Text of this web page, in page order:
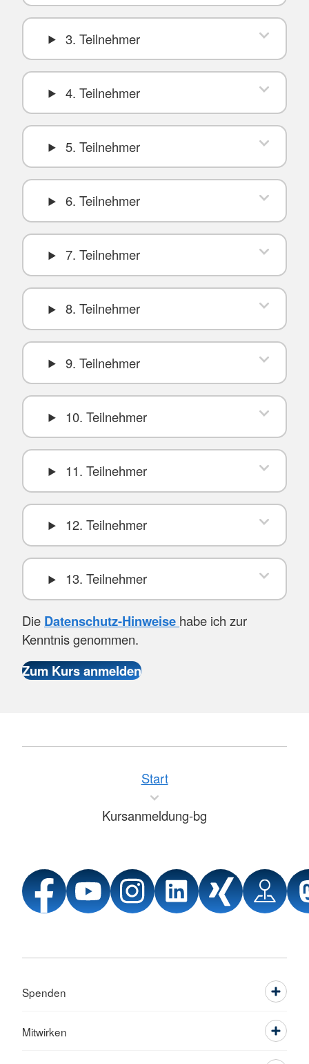
3. Teilnehmer
4. Teilnehmer
5. Teilnehmer
6. Teilnehmer
7. Teilnehmer
8. Teilnehmer
9. Teilnehmer
10. Teilnehmer
11. Teilnehmer
12. Teilnehmer
13. Teilnehmer
Die Datenschutz-Hinweise habe ich zur
Kenntnis genommen.
Start
Kursanmeldung-bg
Spenden
Mitwirken